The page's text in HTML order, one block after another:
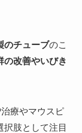
のチューブのこ
の改善やいびき
療やマウスピ
択肢として注目